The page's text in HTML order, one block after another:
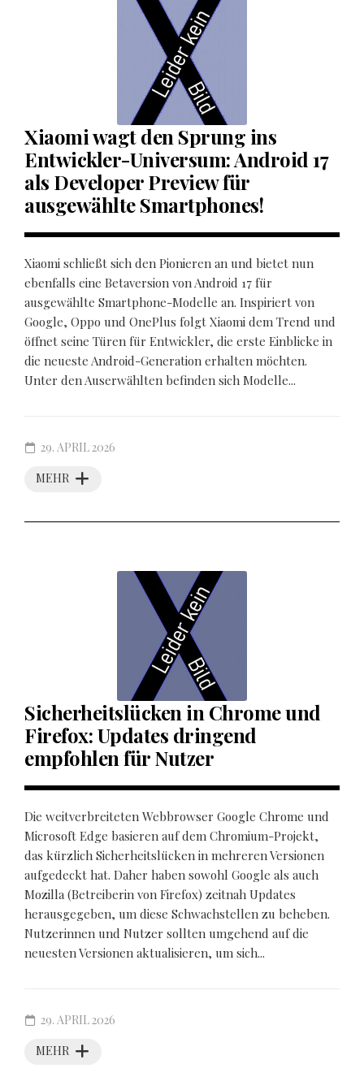
Xiaomi wagt den Sprung ins
Entwickler-Universum: Android 17
als Developer Preview für
ausgewählte Smartphones!
Xiaomi schließt sich den Pionieren an und bietet nun
ebenfalls eine Betaversion von Android 17 für
ausgewählte Smartphone-Modelle an. Inspiriert von
Google, Oppo und OnePlus folgt Xiaomi dem Trend und
öffnet seine Türen für Entwickler, die erste Einblicke in
die neueste Android-Generation erhalten möchten.
Unter den Auserwählten befinden sich Modelle...
MEHR
29. APRIL 2026
Sicherheitslücken in Chrome und
Firefox: Updates dringend
empfohlen für Nutzer
Die weitverbreiteten Webbrowser Google Chrome und
Microsoft Edge basieren auf dem Chromium-Projekt,
das kürzlich Sicherheitslücken in mehreren Versionen
aufgedeckt hat. Daher haben sowohl Google als auch
Mozilla (Betreiberin von Firefox) zeitnah Updates
herausgegeben, um diese Schwachstellen zu beheben.
Nutzerinnen und Nutzer sollten umgehend auf die
neuesten Versionen aktualisieren, um sich...
MEHR
29. APRIL 2026